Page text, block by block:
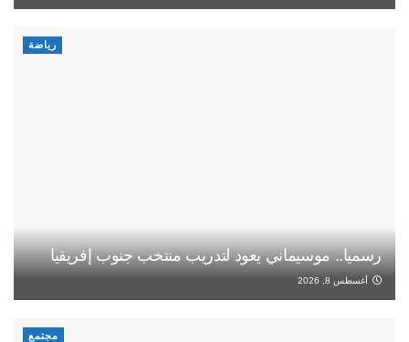
رياضة
رسميا.. موسيماني يعود لتدريب منتخب جنوب إفريقيا
أغسطس 8, 2026
مجتمع